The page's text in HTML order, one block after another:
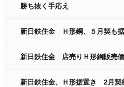
勝ち抜く手応え
新日鉄住金 Ｈ形鋼、５月契も
新日鉄住金 店売りＨ形鋼販売
新日鉄住金、Ｈ形据置き 2月契